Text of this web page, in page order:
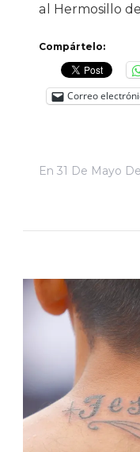
al Hermosillo
Compártelo:
Correo
En 31 De Mayo